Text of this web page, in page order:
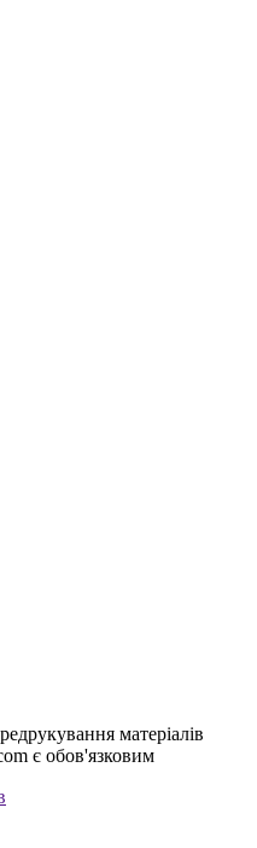
матеріалів
є обов'язковим